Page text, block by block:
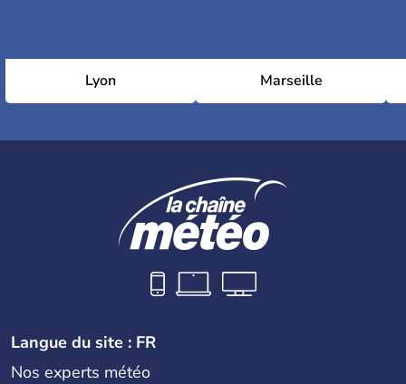
Lyon Marseille
Langue du site : FR
Nos experts météo